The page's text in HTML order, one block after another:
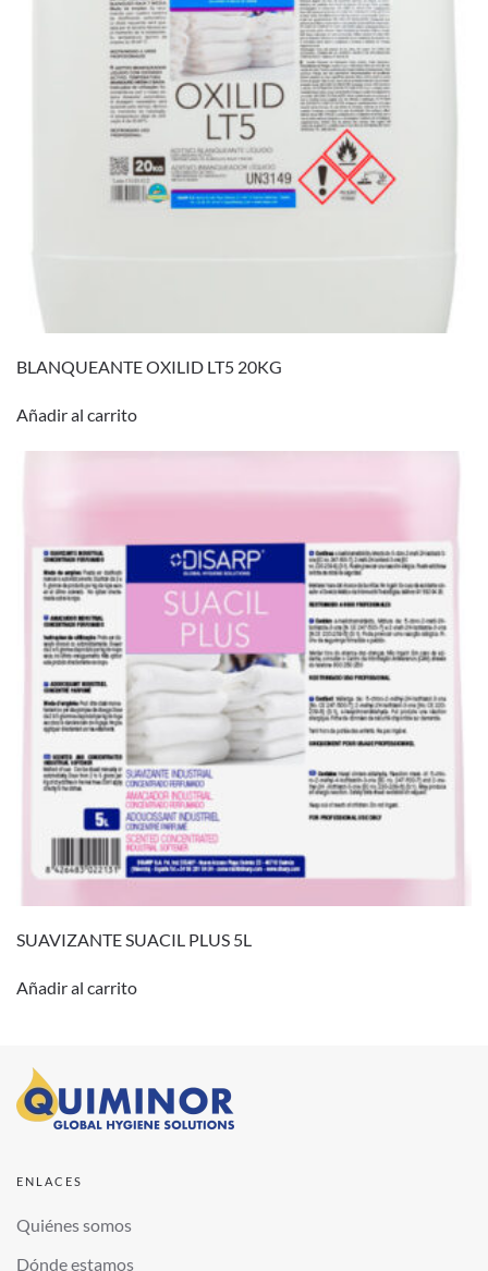
BLANQUEANTE OXILID LT5 20KG
Añadir al carrito
SUAVIZANTE SUACIL PLUS 5L
Añadir al carrito
ENLACES
Quiénes somos
Dónde estamos